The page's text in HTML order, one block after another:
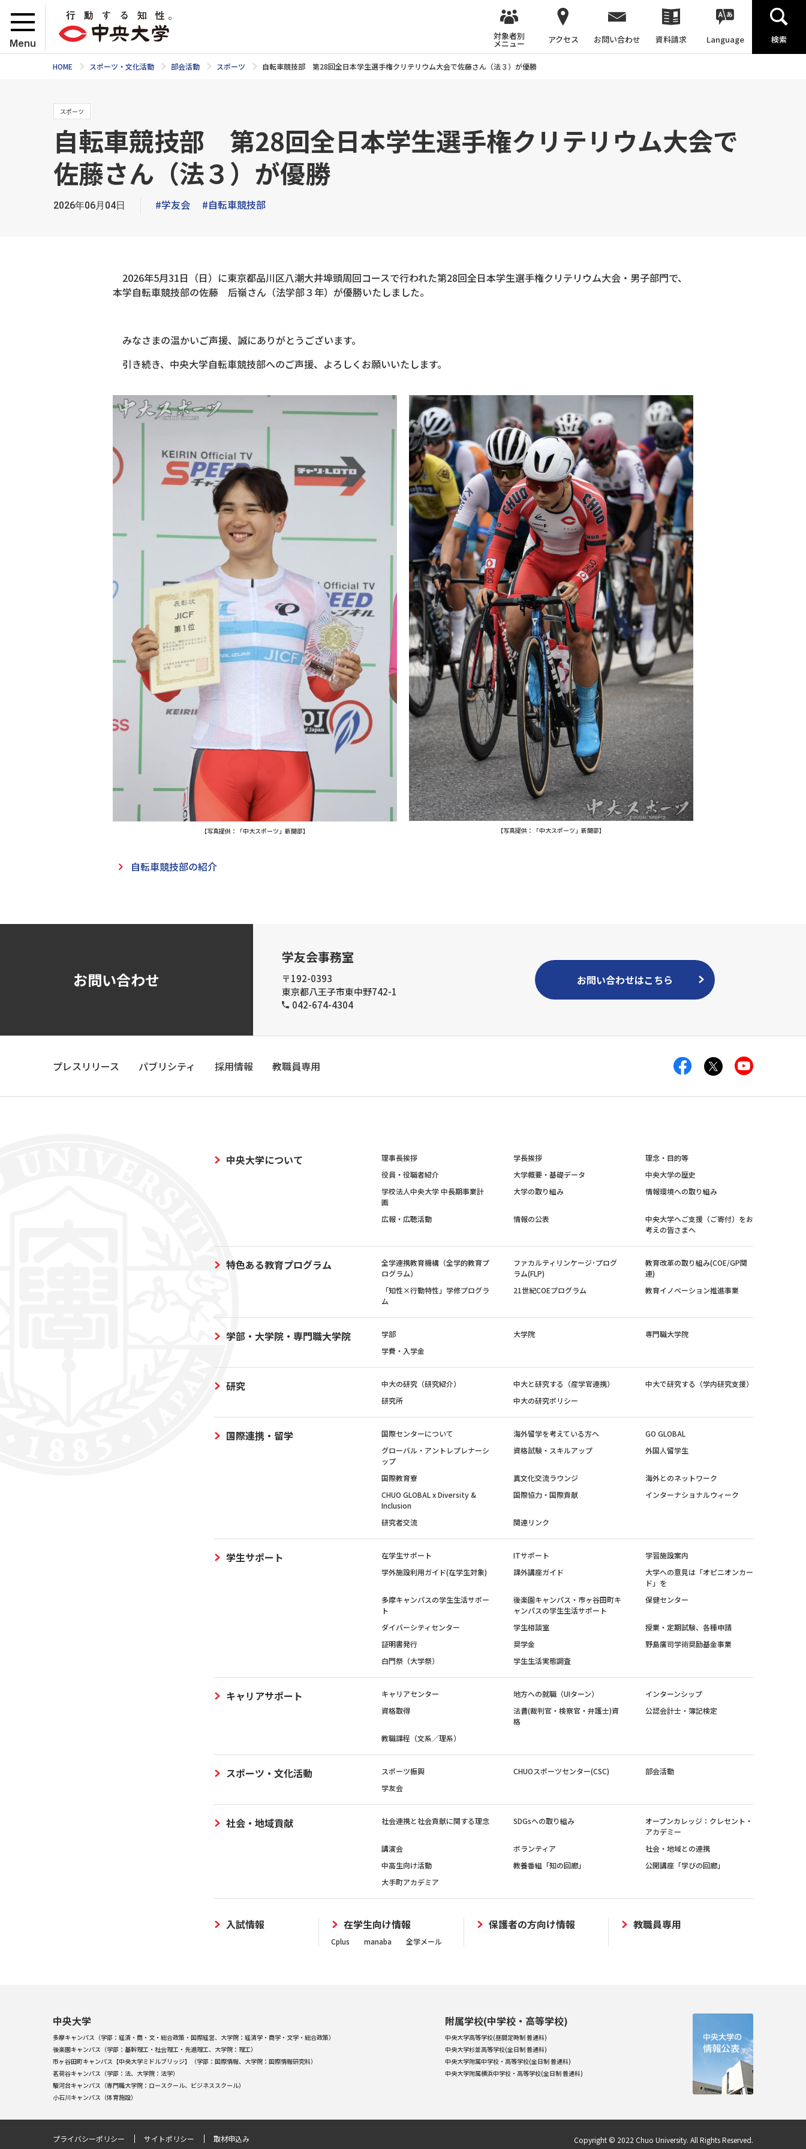
Menu
対象者別
メニュー アクセス お問い合わせ 資料請求 Language 検索
HOME スポーツ・文化活動 部会活動 スポーツ 自転車競技部 第28回全日本学生選手権クリテリウム大会で佐藤さん（法３）が優勝
スポーツ
自転車競技部 第28回全日本学生選手権クリテリウム大会で
佐藤さん（法３）が優勝
2026年06月04日 #学友会 #自転車競技部
2026年5月31日（日）に東京都品川区八潮大井埠頭周回コースで行われた第28回全日本学生選手権クリテリウム大会・男子部門で、
本学自転車競技部の佐藤 后嶺さん（法学部３年）が優勝いたしました。
みなさまの温かいご声援、誠にありがとうございます。
引き続き、中央大学自転車競技部へのご声援、よろしくお願いいたします。
【写真提供：「中大スポーツ」新聞部】 【写真提供：「中大スポーツ」新聞部】
自転車競技部の紹介
お問い合わせ
学友会事務室
〒192-0393
東京都八王子市東中野742-1
042-674-4304
お問い合わせはこちら
プレスリリース パブリシティ 採用情報 教職員専用
中央大学について 理事長挨拶 学長挨拶
理念・目的等
役員・役職者紹介
大学概要・基礎データ
中央大学の歴史
学校法人中央大学 中長期事業計
画
大学の取り組み 情報環境への取り組み
広報・広聴活動 情報の公表
中央大学へご支援（ご寄付）をお
考えの皆さまへ
特色ある教育プログラム
全学連携教育機構（全学的教育プ
ログラム）
ファカルティリンケージ･プログ
ラム(FLP)
教育改革の取り組み(COE/GP関
連)
「知性×行動特性」学修プログラ
ム
21世紀COEプログラム 教育イノベーション推進事業
学部・大学院・専門職大学院 学部 大学院
専門職大学院
学費・入学金
研究 中大の研究（研究紹介） 中大と研究する（産学官連携）
中大で研究する（学内研究支援）
研究所
中大の研究ポリシー
国際連携・留学 国際センターについて 海外留学を考えている方へ
GO GLOBAL
グローバル・アントレプレナーシ
ップ
資格試験・スキルアップ 外国人留学生
国際教育寮 異文化交流ラウンジ
海外とのネットワーク
CHUO GLOBAL x Diversity &
Inclusion
国際協力・国際貢献 インターナショナルウィーク
研究者交流 関連リンク
学生サポート 在学生サポート ITサポート
学習施設案内
学外施設利用ガイド(在学生対象)
課外講座ガイド
大学への意見は「オピニオンカー
ド」を
多摩キャンパスの学生生活サポー
ト
後楽園キャンパス・市ヶ谷田町キ
ャンパスの学生生活サポート
保健センター
ダイバーシティセンター 学生相談室
授業・定期試験、各種申請
証明書発行
奨学金
野島廣司学術奨励基金事業
白門祭（大学祭）
学生生活実態調査
キャリアサポート キャリアセンター 地方への就職（UIターン）
インターンシップ
資格取得
法曹(裁判官・検察官・弁護士)資
格
公認会計士・簿記検定
教職課程（文系／理系）
スポーツ・文化活動 スポーツ振興 CHUOスポーツセンター(CSC)
部会活動
学友会
社会・地域貢献 社会連携と社会貢献に関する理念 SDGsへの取り組み
オープンカレッジ：クレセント・
アカデミー
講演会
ボランティア
社会・地域との連携
中高生向け活動
教養番組「知の回廊」
公開講座「学びの回廊」
大手町アカデミア
入試情報 在学生向け情報
Cplus manaba 全学メール
保護者の方向け情報 教職員専用
中央大学
多摩キャンパス（学部：経済・商・文・総合政策・国際経営、大学院：経済学・商学・文学・総合政策）
後楽園キャンパス（学部：基幹理工・社会理工・先進理工、大学院：理工）
市ヶ谷田町キャンパス【中央大学ミドルブリッジ】（学部：国際情報、大学院：国際情報研究科）
茗荷谷キャンパス（学部：法、大学院：法学）
駿河台キャンパス（専門職大学院：ロースクール、ビジネススクール）
小石川キャンパス（体育施設）
附属学校(中学校・高等学校)
中央大学高等学校(昼間定時制 普通科)
中央大学杉並高等学校(全日制 普通科)
中央大学附属中学校・高等学校(全日制 普通科)
中央大学附属横浜中学校・高等学校(全日制 普通科)
プライバシーポリシー サイトポリシー 取材申込み Copyright © 2022 Chuo University. All Rights Reserved.